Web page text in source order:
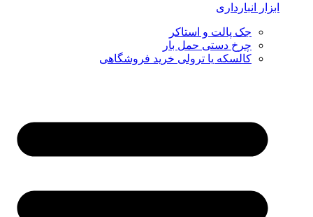
ابزار انبارداری
جک پالت و استاکر
چرخ دستی حمل بار
کالسکه یا ترولی خرید فروشگاهی